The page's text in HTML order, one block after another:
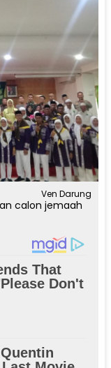
Ven Darung
calon jemaah